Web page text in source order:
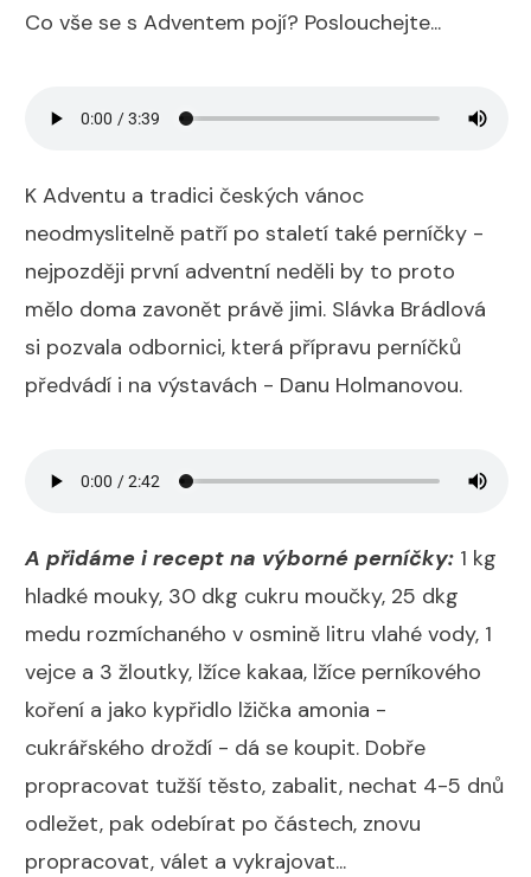
Co vše se s Adventem pojí? Poslouchejte...
K Adventu a tradici českých vánoc
neodmyslitelně patří po staletí také perníčky -
nejpozději první adventní neděli by to proto
mělo doma zavonět právě jimi. Slávka Brádlová
si pozvala odbornici, která přípravu perníčků
předvádí i na výstavách - Danu Holmanovou.
A přidáme i recept na výborné perníčky: 1 kg
hladké mouky, 30 dkg cukru moučky, 25 dkg
medu rozmíchaného v osmině litru vlahé vody, 1
vejce a 3 žloutky, lžíce kakaa, lžíce perníkového
koření a jako kypřidlo lžička amonia -
cukrářského droždí - dá se koupit. Dobře
propracovat tužší těsto, zabalit, nechat 4-5 dnů
odležet, pak odebírat po částech, znovu
propracovat, válet a vykrajovat...